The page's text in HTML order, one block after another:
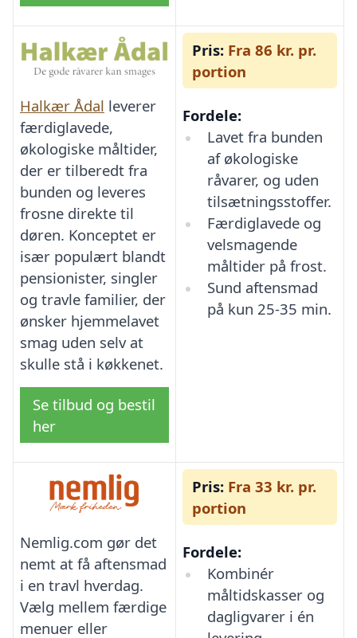
Halkær Ådal leverer
færdiglavede,
økologiske måltider,
der er tilberedt fra
bunden og leveres
frosne direkte til
døren. Konceptet er
især populært blandt
pensionister, singler
og travle familier, der
ønsker hjemmelavet
smag uden selv at
skulle stå i køkkenet.
Se tilbud og bestil
her
Pris: Fra 86 kr. pr.
portion
Fordele:
Lavet fra bunden
af økologiske
råvarer, og uden
tilsætningsstoffer.
Færdiglavede og
velsmagende
måltider på frost.
Sund aftensmad
på kun 25-35 min.
Nemlig.com gør det
nemt at få aftensmad
i en travl hverdag.
Vælg mellem færdige
menuer eller
Pris: Fra 33 kr. pr.
portion
Fordele:
Kombinér
måltidskasser og
dagligvarer i én